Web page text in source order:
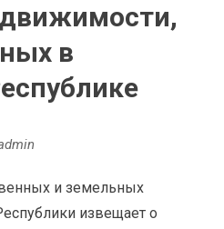
в
и земельных
извещает о